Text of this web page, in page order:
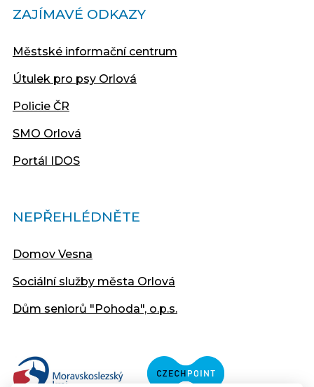
ZAJÍMAVÉ ODKAZY
Městské informační centrum
Útulek pro psy Orlová
Policie ČR
SMO Orlová
Portál IDOS
NEPŘEHLÉDNĚTE
Domov Vesna
Sociální služby města Orlová
Dům seniorů "Pohoda", o.p.s.